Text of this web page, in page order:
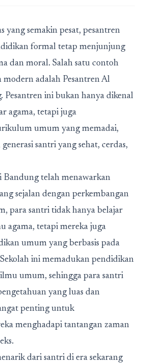
yang semakin pesat, pesantren
formal tetap menjunjung
dan moral. Salah satu contoh
adalah Pesantren Al
Pesantren ini bukan hanya dikenal
agama, tetapi juga
umum yang memadai,
santri yang sehat, cerdas,
Bandung telah menawarkan
sejalan dengan perkembangan
para santri tidak hanya belajar
agama, tetapi mereka juga
umum yang berbasis pada
ini memadukan pendidikan
umum, sehingga para santri
yang luas dan
penting untuk
menghadapi tantangan zaman
dari santri di era sekarang